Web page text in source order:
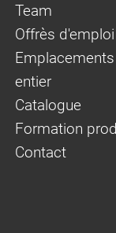
Team
Offrès d'emploi
entier
Catalogue
Formation
Contact